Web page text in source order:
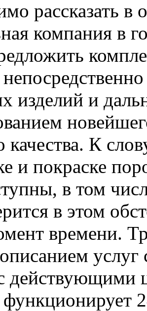
рассказать в
компания в
изделий и
качества. К
и покраске
в том
в этом
времени.
действующими